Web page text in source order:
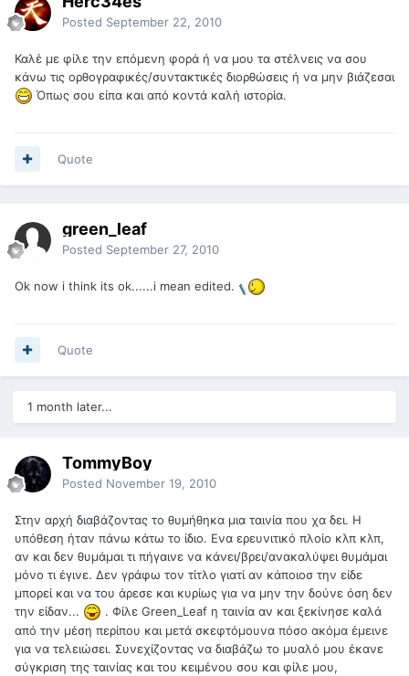
Posted September 22, 2010
Καλέ με φίλε την επόμενη φορά ή να μου τα στέλνεις να σου
κάνω τις ορθογραφικές/συντακτικές διορθώσεις ή να μην βιάζεσαι
Όπως σου είπα και από κοντά καλή ιστορία.
Quote
green_leaf
Posted September 27, 2010
Ok now i think its ok......i mean edited.
Quote
1 month later...
TommyBoy
Posted November 19, 2010
Στην αρχή διαβάζοντας το θυμήθηκα μια ταινία που χα δει. Η
υπόθεση ήταν πάνω κάτω το ίδιο. Ενα ερευνιτικό πλοίο κλπ κλπ,
αν και δεν θυμάμαι τι πήγαινε να κάνει/βρει/ανακαλύψει θυμάμαι
μόνο τι έγινε. Δεν γράφω τον τίτλο γιατί αν κάποιοσ την είδε
μπορεί και να του άρεσε και κυρίως για να μην την δούνε όση δεν
την είδαν...
. Φίλε Green_Leaf η ταινία αν και ξεκίνησε καλά
από την μέση περίπου και μετά σκεφτόμουνα πόσο ακόμα έμεινε
για να τελειώσει. Συνεχίζοντας να διαβάζω το μυαλό μου έκανε
σύγκριση της ταινίας και του κειμένου σου και φίλε μου,